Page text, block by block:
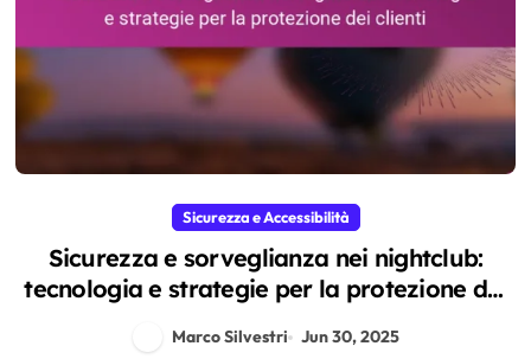
Sicurezza e Accessibilità
Sicurezza e sorveglianza nei nightclub:
tecnologia e strategie per la protezione dei
Marco Silvestri Jun 30, 2025